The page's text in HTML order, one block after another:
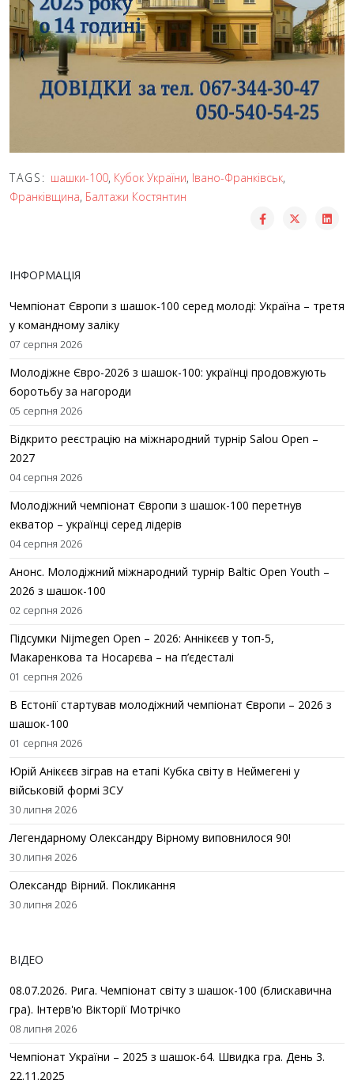
TAGS: шашки-100, Кубок України, Івано-Франківськ,
Франківщина, Балтажи Костянтин
ІНФОРМАЦІЯ
Чемпіонат Європи з шашок-100 серед молоді: Україна – третя
у командному заліку
07 серпня 2026
Молодіжне Євро-2026 з шашок-100: українці продовжують
боротьбу за нагороди
05 серпня 2026
Відкрито реєстрацію на міжнародний турнір Salou Open –
2027
04 серпня 2026
Молодіжний чемпіонат Європи з шашок-100 перетнув
екватор – українці серед лідерів
04 серпня 2026
Анонс. Молодіжний міжнародний турнір Baltic Open Youth –
2026 з шашок-100
02 серпня 2026
Підсумки Nijmegen Open – 2026: Аннікєєв у топ-5,
Макаренкова та Носарєва – на п’єдесталі
01 серпня 2026
В Естонії стартував молодіжний чемпіонат Європи – 2026 з
шашок-100
01 серпня 2026
Юрій Анікєєв зіграв на етапі Кубка світу в Неймегені у
військовій формі ЗСУ
30 липня 2026
Легендарному Олександру Вірному виповнилося 90!
30 липня 2026
Олександр Вірний. Покликання
30 липня 2026
ВІДЕО
08.07.2026. Рига. Чемпіонат світу з шашок-100 (блискавична
гра). Інтерв'ю Вікторії Мотрічко
08 липня 2026
Чемпіонат України – 2025 з шашок-64. Швидка гра. День 3.
22.11.2025